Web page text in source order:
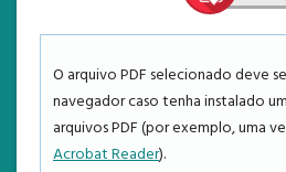
CADASTRO
PESQUISA
ATUAL
ANTERIORES
O arquivo PDF selecionado deve
navegador caso tenha instalado
arquivos PDF (por exemplo, uma
Acrobat Reader).